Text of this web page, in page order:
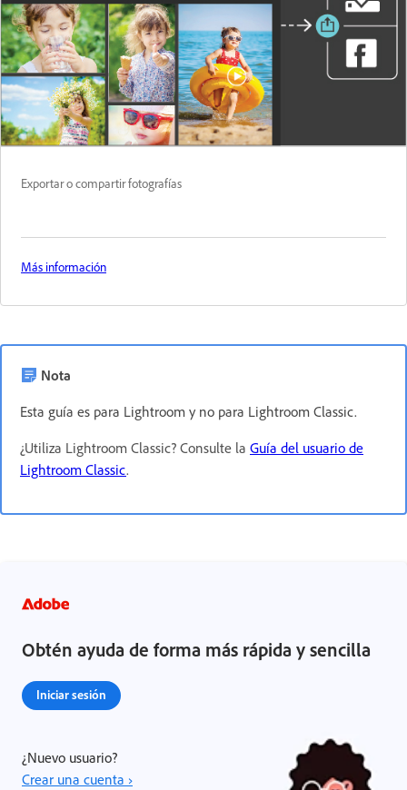
Exportar o compartir fotografías
Más información
Nota
Esta guía es para Lightroom y no para Lightroom Classic.
¿Utiliza Lightroom Classic? Consulte la Guía del usuario de
Lightroom Classic.
Obtén ayuda de forma más rápida y sencilla
Iniciar sesión
¿Nuevo usuario?
Crear una cuenta ›